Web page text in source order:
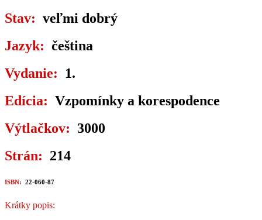
Stav: veľmi dobrý
Jazyk: čeština
Vydanie: 1.
Edícia: Vzpomínky a korespodence
Výtlačkov: 3000
Strán: 214
ISBN: 22-060-87
Krátky popis: